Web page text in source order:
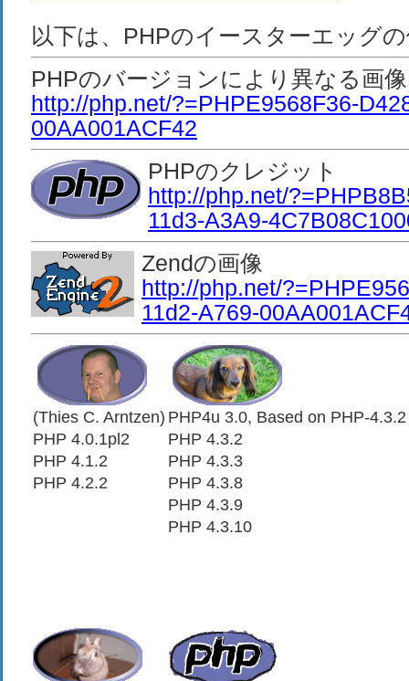
以下は、PHPのイースターエッグ
PHPのバージョンにより異なる画像
http://php.net/?=PHPE9568F36-
00AA001ACF42
PHPのクレジット
http://php.net/
11d3-A3A9-
Zendの画像
http://php.net/
11d2-A769-
(Thies C. Arntzen)
PHP 4.0.1pl2
PHP 4.1.2
PHP 4.2.2
PHP4u 3.0, Based on PHP-4.3.2
PHP 4.3.2
PHP 4.3.3
PHP 4.3.8
PHP 4.3.9
PHP 4.3.10